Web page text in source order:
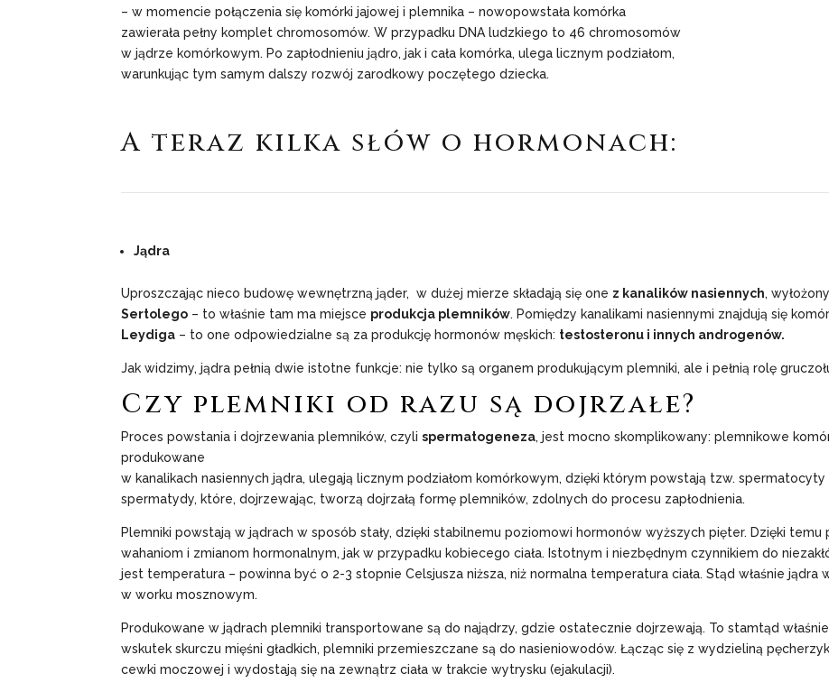
– w momencie połączenia się komórki jajowej i plemnika – nowopowstała komórka
zawierała pełny komplet chromosomów. W przypadku DNA ludzkiego to 46 chromosomów
w jądrze komórkowym. Po zapłodnieniu jądro, jak i cała komórka, ulega licznym podziałom,
warunkując tym samym dalszy rozwój zarodkowy poczętego dziecka.
A teraz kilka słów o hormonach:
Jądra
Uproszczając nieco budowę wewnętrzną jąder, w dużej mierze składają się one z kanalików nasiennych,
Sertolego – to właśnie tam ma miejsce produkcja plemników. Pomiędzy kanalikami nasiennymi znajdują się
Leydiga – to one odpowiedzialne są za produkcję hormonów męskich: testosteronu i innych androgenów.
Jak widzimy, jądra pełnią dwie istotne funkcje: nie tylko są organem produkującym plemniki, ale i pełnią rolę
Czy plemniki od razu są dojrzałe?
Proces powstania i dojrzewania plemników, czyli spermatogeneza, jest mocno skomplikowany: plemnikowe
produkowane
w kanalikach nasiennych jądra, ulegają licznym podziałom komórkowym, dzięki którym powstają tzw. spermatocyty
spermatydy, które, dojrzewając, tworzą dojrzałą formę plemników, zdolnych do procesu zapłodnienia.
Plemniki powstają w jądrach w sposób stały, dzięki stabilnemu poziomowi hormonów wyższych pięter. Dzięki temu
wahaniom i zmianom hormonalnym, jak w przypadku kobiecego ciała. Istotnym i niezbędnym czynnikiem do
jest temperatura – powinna być o 2-3 stopnie Celsjusza niższa, niż normalna temperatura ciała. Stąd właśnie jądra
w worku mosznowym.
Produkowane w jądrach plemniki transportowane są do najądrzy, gdzie ostatecznie dojrzewają. To stamtąd
wskutek skurczu mięśni gładkich, plemniki przemieszczane są do nasieniowodów. Łącząc się z wydzieliną
cewki moczowej i wydostają się na zewnątrz ciała w trakcie wytrysku (ejakulacji).